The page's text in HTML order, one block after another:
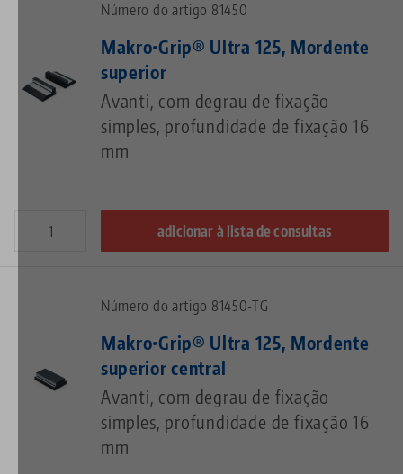
Número do artigo 81450
Makro•Grip® Ultra 125, Mordente
superior
Avanti, com degrau de fixação
simples, profundidade de fixação 16
mm
adicionar à lista de consultas
Número do artigo 81450-TG
Makro•Grip® Ultra 125, Mordente
superior central
Avanti, com degrau de fixação
simples, profundidade de fixação 16
mm